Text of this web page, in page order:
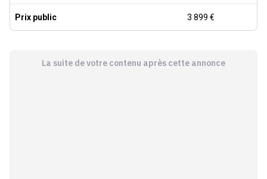
Prix public 3 899 €
La suite de votre contenu après cette annonce